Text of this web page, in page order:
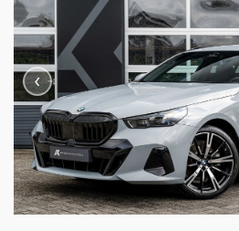
Diensten
Over ons
Verkocht
Contact
info@autokempeneers.nl